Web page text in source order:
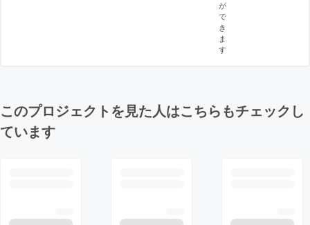
が
で
き
ま
す
このプロジェクトを見た人はこちらもチェックし
ています